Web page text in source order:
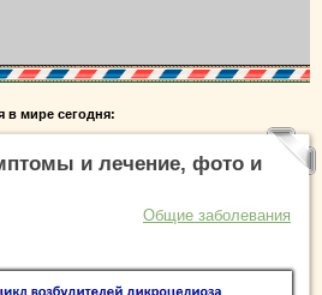
в мире сегодня:
и лечение, фото и
Общие заболевания